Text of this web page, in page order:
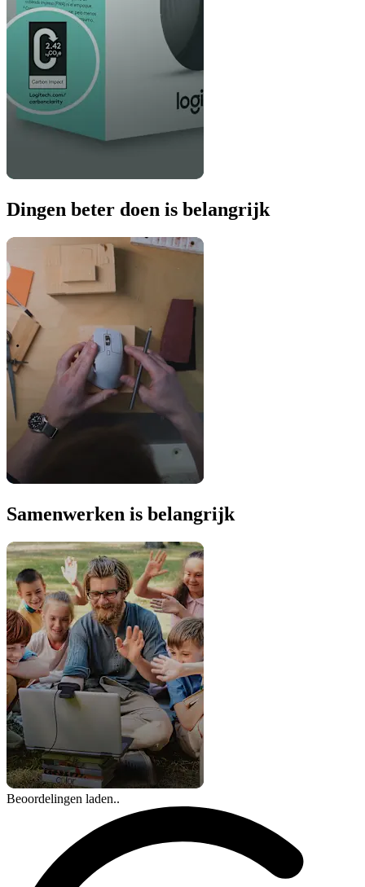
Dingen beter doen is belangrijk
Samenwerken is belangrijk
Beoordelingen laden..